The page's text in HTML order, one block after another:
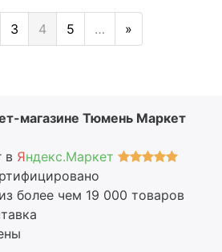
3 4 5 … »
магазине Тюмень Маркет
в Яндекс.Маркет
более чем 19 000 товаров